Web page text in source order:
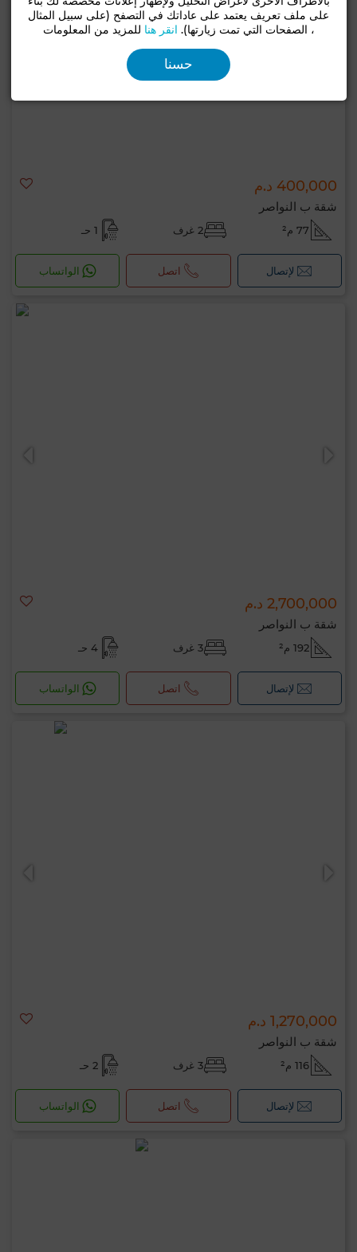
400,000 د.م
شقة ب النواصر
77 م² 2 غرف 1 حـ
لإتصال اتصل الواتساب
2,700,000 د.م
شقة ب النواصر
192 م² 3 غرف 4 حـ
لإتصال اتصل الواتساب
1,270,000 د.م
شقة ب النواصر
116 م² 3 غرف 2 حـ
لإتصال اتصل الواتساب
على ملف تعريف يعتمد على عاداتك في التصفح (على سبيل المثال
، الصفحات التي تمت زيارتها). انقر هنا للمزيد من المعلومات
حسنا